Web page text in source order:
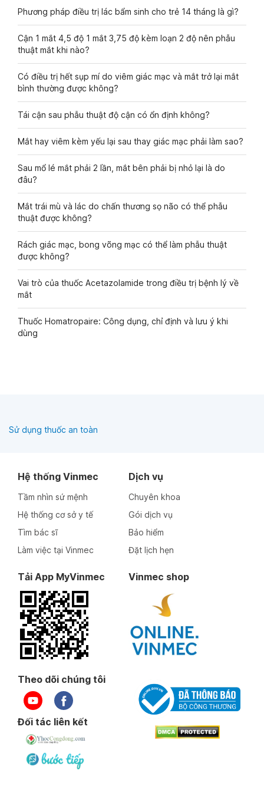
Phương pháp điều trị lác bẩm sinh cho trẻ 14 tháng là gì?
Cận 1 mắt 4,5 độ 1 mắt 3,75 độ kèm loạn 2 độ nên phẫu
thuật mắt khi nào?
Có điều trị hết sụp mí do viêm giác mạc và mắt trở lại mắt
bình thường được không?
Tái cận sau phẫu thuật độ cận có ổn định không?
Mắt hay viêm kèm yếu lại sau thay giác mạc phải làm sao?
Sau mổ lé mắt phải 2 lần, mắt bên phải bị nhỏ lại là do
đâu?
Mắt trái mù và lác do chấn thương sọ não có thể phẫu
thuật được không?
Rách giác mạc, bong võng mạc có thể làm phẫu thuật
được không?
Vai trò của thuốc Acetazolamide trong điều trị bệnh lý về
mắt
Thuốc Homatropaire: Công dụng, chỉ định và lưu ý khi
dùng
Sử dụng thuốc an toàn
Hệ thống Vinmec
Tầm nhìn sứ mệnh
Hệ thống cơ sở y tế
Tìm bác sĩ
Làm việc tại Vinmec
Dịch vụ
Chuyên khoa
Gói dịch vụ
Bảo hiểm
Đặt lịch hẹn
Tải App MyVinmec Vinmec shop
Theo dõi chúng tôi
Đối tác liên kết